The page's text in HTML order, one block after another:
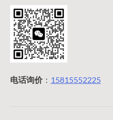
电话询价： 15815552225